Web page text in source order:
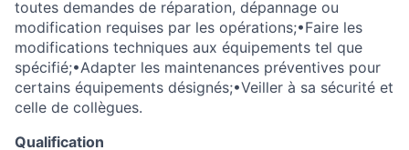
toutes demandes de réparation, dépannage ou
modification requises par les opérations;•Faire les
modifications techniques aux équipements tel que
spécifié;•Adapter les maintenances préventives pour
certains équipements désignés;•Veiller à sa sécurité et
celle de collègues.
Qualification